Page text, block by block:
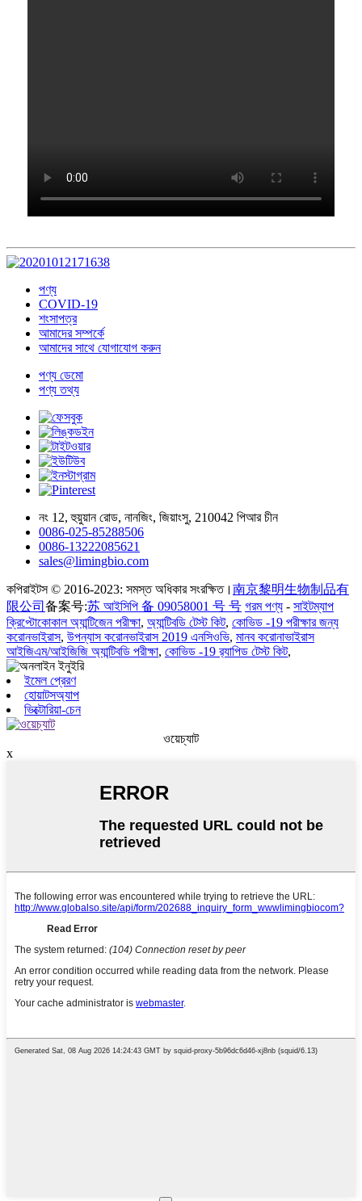
পণ্য
COVID-19
শংসাপত্র
আমাদের সম্পর্কে
আমাদের সাথে যোগাযোগ করুন
পণ্য ডেমো
পণ্য তথ্য
নং 12, হুয়ুয়ান রোড, নানজিং, জিয়াংসু, 210042 পিআর চীন
0086-025-85288506
0086-13222085621
sales@limingbio.com
কপিরাইটস © 2016-2023: সমস্ত অধিকার সংরক্ষিত। 南京黎明生物制品有
限公司 备案号:苏 আইসিপি 备 09058001 号 号 গরম পণ্য - সাইটম্যাপ
ক্রিপ্টোকোকাল অ্যান্টিজেন পরীক্ষা, অ্যান্টিবডি টেস্ট কিট, কোভিড -19 পরীক্ষার জন্য
করোনভাইরাস, উপন্যাস করোনভাইরাস 2019 এনসিওভি, মানব করোনাভাইরাস
আইজিএম/আইজিজি অ্যান্টিবডি পরীক্ষা, কোভিড -19 র‌্যাপিড টেস্ট কিট,
ইমেল প্রেরণ
হোয়াটসঅ্যাপ
ভিক্টোরিয়া-চেন
ওয়েচ্যাট
x